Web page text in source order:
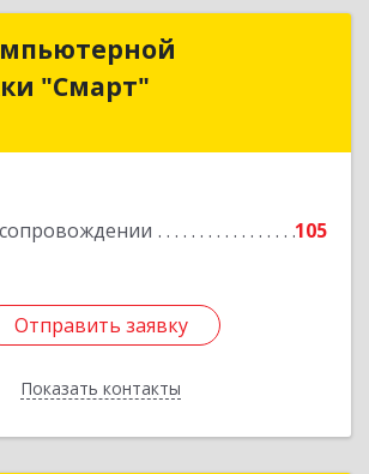
"Смарт"
105
Отправить заявку
Показать контакты
Центр Компьютерной
Поддержки "Смарт"
Отправить заявку
Назад